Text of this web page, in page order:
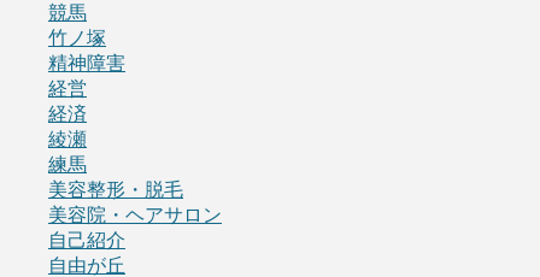
競馬
竹ノ塚
精神障害
経営
経済
綾瀬
練馬
美容整形・脱毛
美容院・ヘアサロン
自己紹介
自由が丘